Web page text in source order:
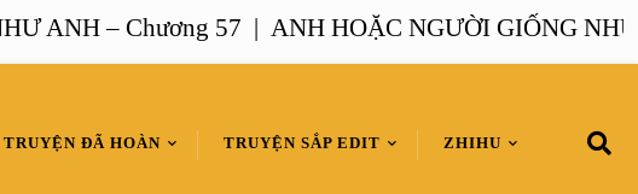
ANH – Chương 57 |ANH HOẶC NGƯỜI GIỐNG NHƯ
TRUYỆN ĐÃ HOÀN TRUYỆN SẮP EDIT ZHIHU